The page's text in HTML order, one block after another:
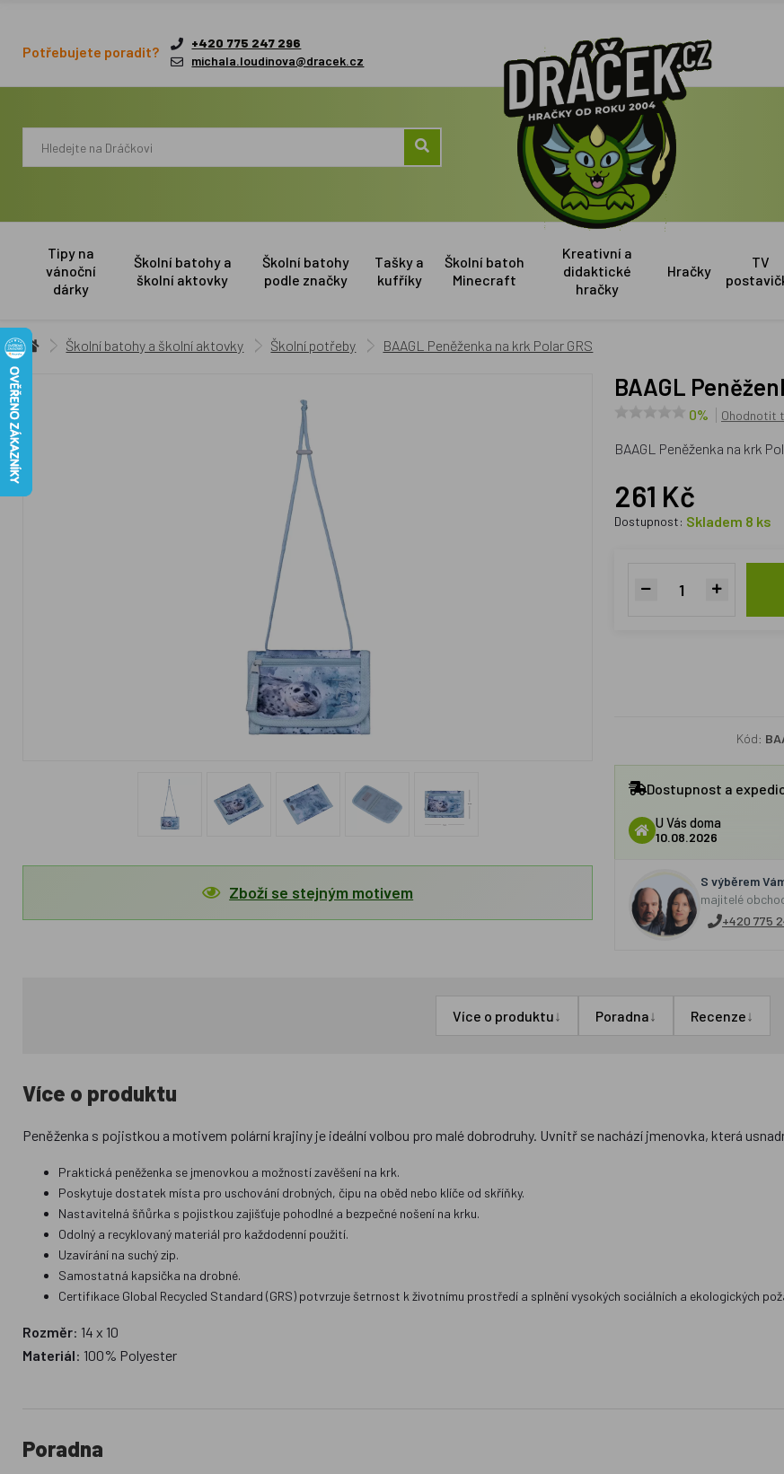
Potřebujete poradit?
+420 775 247 296
michala.loudinova@dracek.cz
Tipy na
vánoční
dárky
Školní batohy a
školní aktovky
Školní batohy
podle značky
Tašky a
kufříky
Školní batoh
Minecraft
Kreativní a
didaktické
hračky
Hračky
TV
Školní batohy a školní aktovky Školní potřeby BAAGL Peněženka na krk Polar GRS
Zboží se stejným motivem
BAAGL
0% Ohodnotit
BAAGL Peněženka na krk
261 Kč
Dostupnost: Skladem 8 ks
Kód:
Dostupnost a
U Vás doma
10.08.2026
S výběrem
majitelé
+420 775
Více o produktu↓ Poradna↓ Recenze↓
Více o produktu
Peněženka s pojistkou a motivem polární krajiny je ideální volbou pro malé dobrodruhy. Uvnitř se nachází jmenovka, která
Praktická peněženka se jmenovkou a možností zavěšení na krk.
Poskytuje dostatek místa pro uschování drobných, čipu na oběd nebo klíče od skříňky.
Nastavitelná šňůrka s pojistkou zajišťuje pohodlné a bezpečné nošení na krku.
Odolný a recyklovaný materiál pro každodenní použití.
Uzavírání na suchý zip.
Samostatná kapsička na drobné.
Certifikace Global Recycled Standard (GRS) potvrzuje šetrnost k životnímu prostředí a splnění vysokých sociálních a ekologických
Rozměr: 14 x 10
Materiál: 100% Polyester
Poradna